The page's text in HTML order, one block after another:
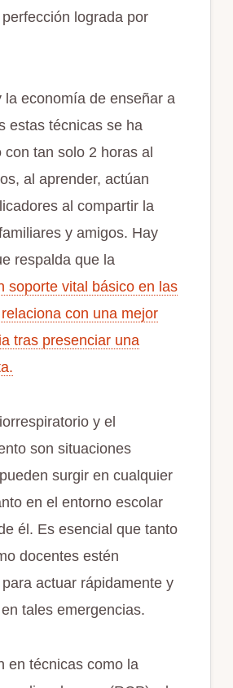
lograda por
la economía de enseñar a
estas técnicas se ha
con tan solo 2 horas al
al aprender, actúan
al compartir la
y amigos. Hay
respalda que la
soporte vital básico en las
con una mejor
tras presenciar una
y el
son situaciones
surgir en cualquier
en el entorno escolar
él. Es esencial que tanto
docentes estén
actuar rápidamente y
tales emergencias.
en técnicas como la